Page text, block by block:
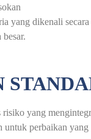
yang dikenali
yang
perbaikan yang